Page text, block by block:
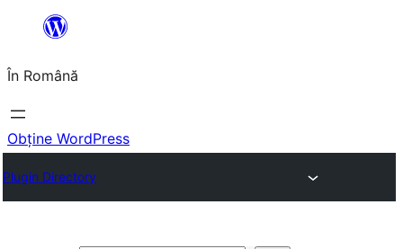
conținut
În Română
Obține WordPress
Plugin Directory